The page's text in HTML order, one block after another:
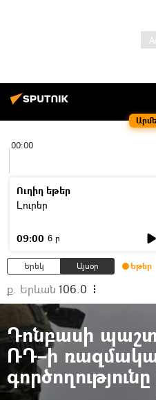
00:00
Ուղիղ եթեր
Լուրեր
09:00 6 ր
Երեկ Այսօր Եթեր
ք. Երևան 106.0
Դոնբասի
ՌԴ–ի